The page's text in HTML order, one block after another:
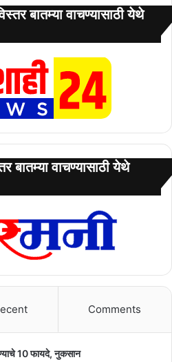
बातम्या वाचण्यासाठी येथे
वाचण्यासाठी येथे
Comments
10 फायदे, नुकसान